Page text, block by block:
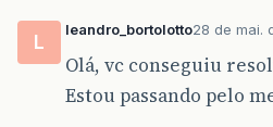
L
leandro_bortolotto28 de mai.
Olá, vc conseguiu
Estou passando pelo